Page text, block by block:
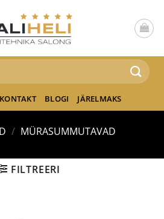
KONTAKT BLOGI JÄRELMAKS
/ MÜRASUMMUTAVAD
FILTREERI